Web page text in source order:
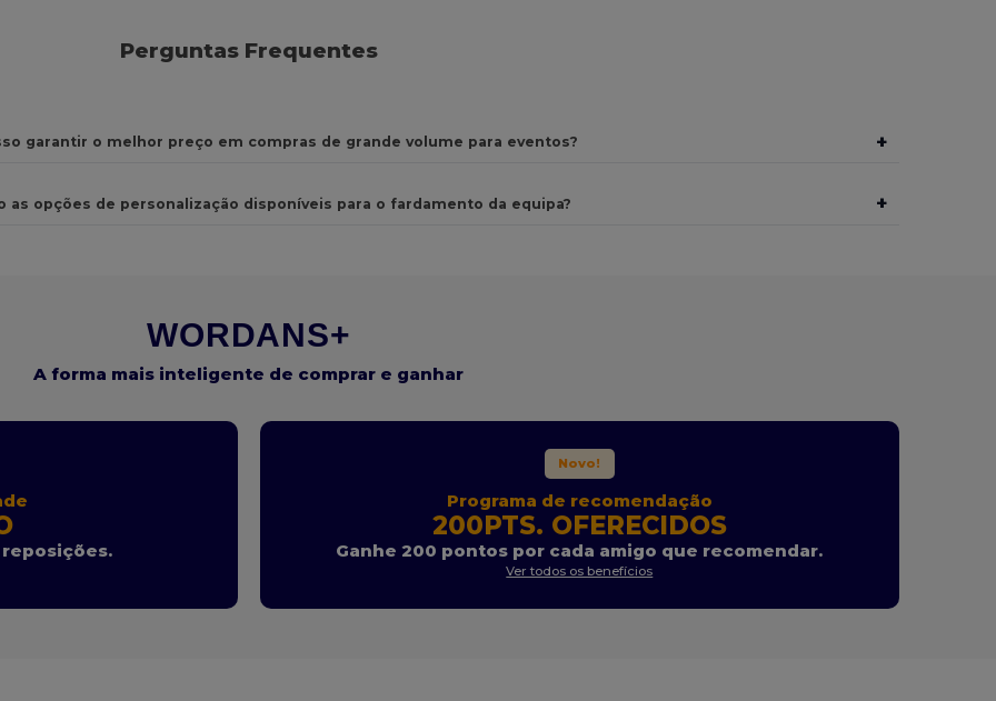
Perguntas Frequentes
garantir o melhor preço em compras de grande volume para eventos? +
as opções de personalização disponíveis para o fardamento da equipa? +
WORDANS+
A forma mais inteligente de comprar e ganhar
Novo!
Programa de recomendação
200PTS. OFERECIDOS
Ganhe 200 pontos por cada amigo que recomendar.
Ver todos os benefícios